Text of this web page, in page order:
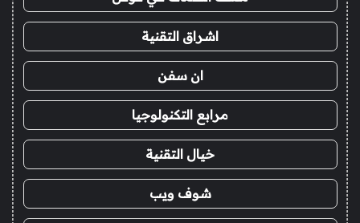
اشراق التقنية
ان سفن
مرابع التكنولوجيا
خيال التقنية
شوف ويب